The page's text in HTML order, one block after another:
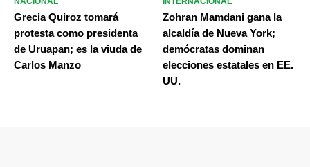
Grecia Quiroz tomará
protesta como presidenta
de Uruapan; es la viuda de
Carlos Manzo
Zohran Mamdani gana la
alcaldía de Nueva York;
demócratas dominan
elecciones estatales en EE.
UU.